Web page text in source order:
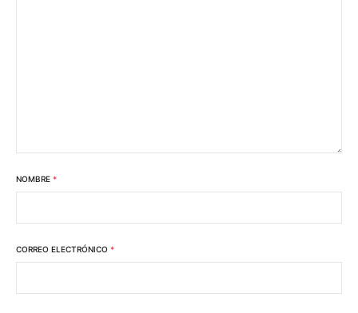
NOMBRE *
CORREO ELECTRÓNICO *